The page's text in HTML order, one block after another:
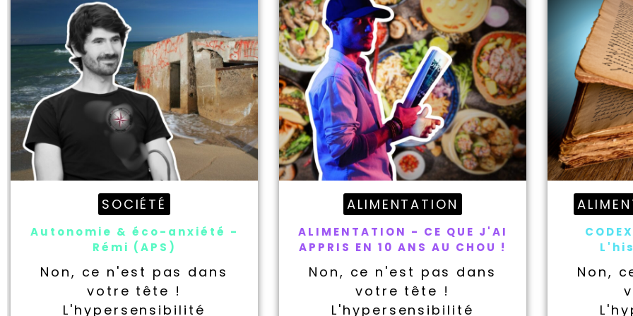
SOCIÉTÉ
Autonomie & éco-anxiété -
Rémi (APS)
Non, ce n'est pas dans
votre tête !
L'hypersensibilité
ALIMENTATION
ALIMENTATION - CE QUE J'AI
APPRIS EN 10 ANS AU CHOU !
Non, ce n'est pas dans
votre tête !
L'hypersensibilité
Non,